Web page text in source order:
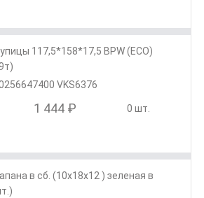
117,5*158*17,5 BPW (ECO)
VKS6376
1 444 ₽ 0 шт.
в сб. (10х18х12 ) зеленая в